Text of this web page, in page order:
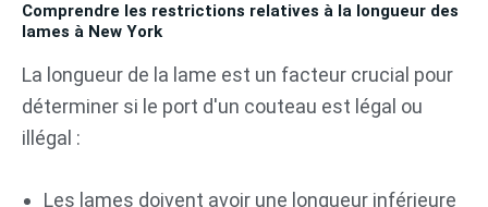
Comprendre les restrictions relatives à la longueur des
lames à New York
La longueur de la lame est un facteur crucial pour
déterminer si le port d'un couteau est légal ou
illégal :
Les lames doivent avoir une longueur inférieure